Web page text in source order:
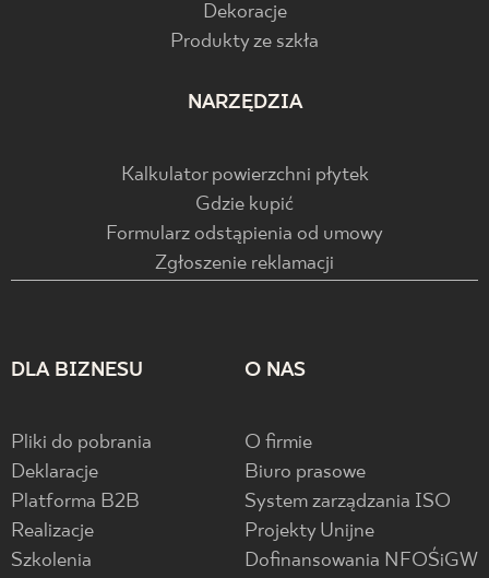
Dekoracje
Produkty ze szkła
NARZĘDZIA
Kalkulator powierzchni płytek
Gdzie kupić
Formularz odstąpienia od umowy
Zgłoszenie reklamacji
DLA BIZNESU
Pliki do pobrania
Deklaracje
Platforma B2B
Realizacje
Szkolenia
O NAS
O firmie
Biuro prasowe
System zarządzania ISO
Projekty Unijne
Dofinansowania NFOŚiGW